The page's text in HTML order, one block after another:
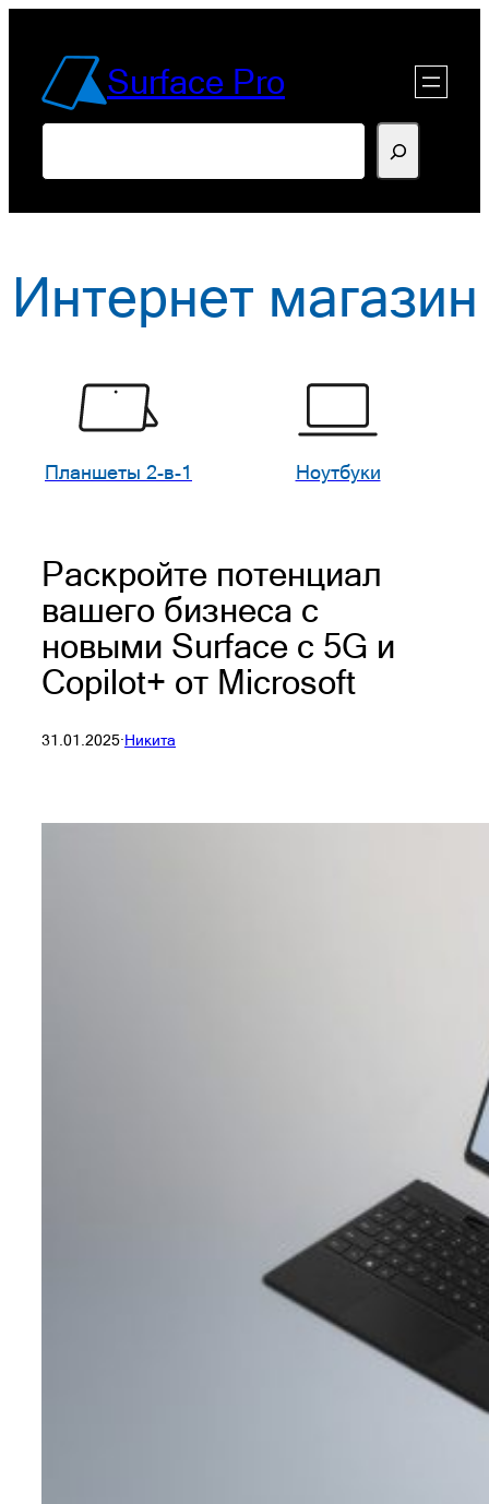
содержимомуSurface Pro
Интернет магазин
Планшеты 2-в-1 Ноутбуки
Раскройте потенциал
вашего бизнеса с
новыми Surface с 5G и
Copilot+ от Microsoft
31.01.2025·Никита